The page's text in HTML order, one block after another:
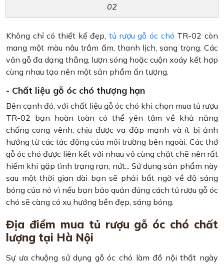
02
Không chỉ có thiết kế đẹp, tủ rượu gỗ óc chó TR-02 còn
mang một màu nâu trầm ấm, thanh lịch, sang trọng. Các
vân gỗ đa dạng thẳng, lượn sóng hoặc cuộn xoáy kết hợp
cùng nhau tạo nên một sản phẩm ấn tượng.
- Chất liệu gỗ óc chó thượng hạn
Bên cạnh đó, với chất liệu gỗ óc chó khi chọn mua tủ rượu
TR-02 bạn hoàn toàn có thể yên tâm về khả năng
chống cong vênh, chịu được va đập mạnh và ít bị ảnh
hưởng từ các tác động của môi trường bên ngoài. Các thớ
gỗ óc chó được liên kết với nhau vô cùng chặt chẽ nên rất
hiếm khi gặp tình trạng rạn, nứt... Sử dụng sản phẩm này
sau một thời gian dài bạn sẽ phải bất ngờ về độ sáng
bóng của nó vì nếu bạn bảo quản đúng cách tủ rượu gỗ óc
chó sẽ càng có xu hướng bền đẹp, sáng bóng.
Địa điểm mua tủ rượu gỗ óc chó chất
lượng tại Hà Nội
Sự ưa chuộng sử dụng gỗ óc chó làm đồ nội thất ngày